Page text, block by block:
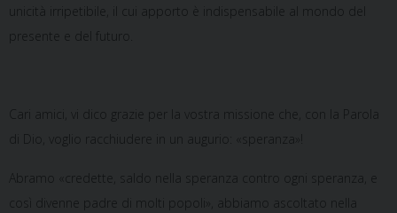
unicità irripetibile, il cui apporto è indispensabile al mondo del
presente e del futuro.
Cari amici, vi dico grazie per la vostra missione che, con la Parola
di Dio, voglio racchiudere in un augurio: «speranza»!
Abramo «credette, saldo nella speranza contro ogni speranza, e
così divenne padre di molti popoli», abbiamo ascoltato nella